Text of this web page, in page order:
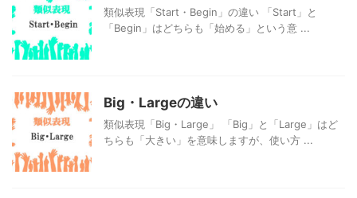
類似表現「Start・Begin」の違い 「Start」と
「Begin」はどちらも「始める」という意 ...
Big・Largeの違い
類似表現「Big・Large」 「Big」と「Large」はど
ちらも「大きい」を意味しますが、使い方 ...